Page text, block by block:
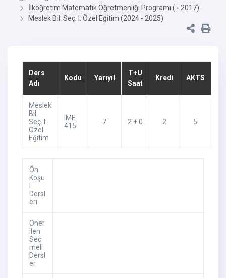
İlköğretim Matematik Öğretmenliği Programı ( - 2017)
Meslek Bil. Seç. I: Özel Eğitim (2024 - 2025)
Ders
Adı
Kodu Yarıyıl
T+U
Saat
Kredi AKTS
Meslek
Bil.
Seç. I:
Özel
Eğitim
IME
415
7 2 + 0 2 5
Ön
Koşu
Dersl
eri
Öner
ilen
Seç
meli
Dersl
er